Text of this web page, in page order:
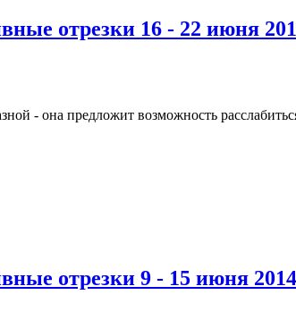
отрезки 16 - 22 июня
- она предложит возможность
отрезки 9 - 15 июня 2014